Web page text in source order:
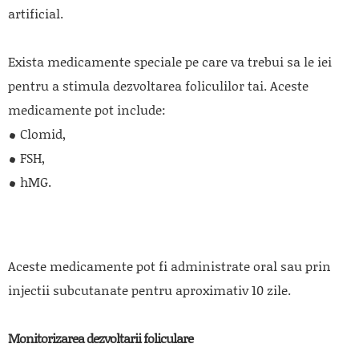
artificial.
Exista medicamente speciale pe care va trebui sa le iei
pentru a stimula dezvoltarea foliculilor tai. Aceste
medicamente pot include:
Clomid,
FSH,
hMG.
Aceste medicamente pot fi administrate oral sau prin
injectii subcutanate pentru aproximativ 10 zile.
Monitorizarea dezvoltarii foliculare